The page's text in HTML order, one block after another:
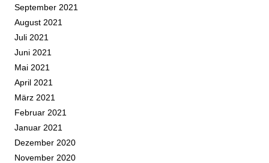
September 2021
August 2021
Juli 2021
Juni 2021
Mai 2021
April 2021
März 2021
Februar 2021
Januar 2021
Dezember 2020
November 2020